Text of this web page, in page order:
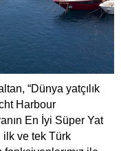
“Dünya yatçılık
Harbour
En İyi Süper Yat
ilk ve tek Türk